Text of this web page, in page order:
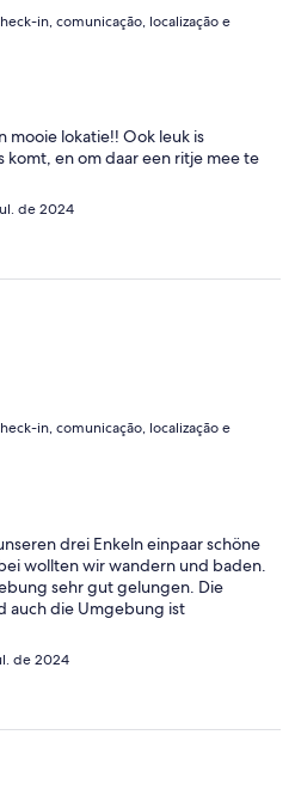
in, comunicação, localização e
mooie lokatie!! Ook leuk is
komt, en om daar een ritje mee te
de 2024
in, comunicação, localização e
drei Enkeln einpaar schöne
wollten wir wandern und baden.
sehr gut gelungen. Die
auch die Umgebung ist
de 2024